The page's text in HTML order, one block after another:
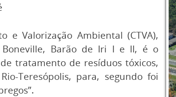
Valorização Ambiental (CTVA),
Barão de Iri I e II, é o
tratamento de resíduos tóxicos,
Teresópolis, para, segundo foi